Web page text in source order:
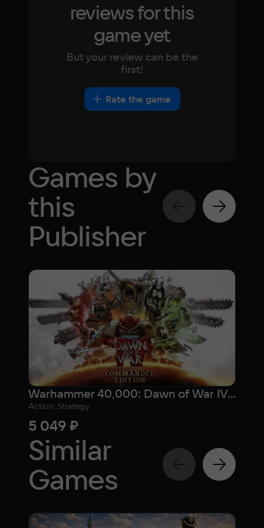
reviews for this
game yet
But your review can be the
first!
Rate the game
Games by
this
Publisher
Warhammer 40,000: Dawn of War IV - Commander Edition
Action, Strategy
5 049 ₽
Similar
Games